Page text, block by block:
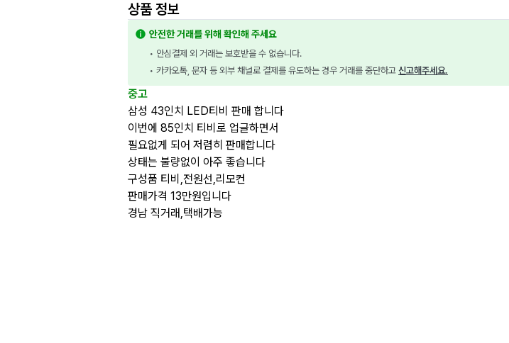
상품 정보
안전한 거래를 위해 확인해 주세요
• 안심결제 외 거래는 보호받을 수 없습니다.
• 카카오톡, 문자 등 외부 채널로 결제를 유도하는 경우 거래를 중단하고 신고해주세요.
중고
삼성 43인치 LED티비 판매 합니다
이번에 85인치 티비로 업글하면서
필요없게 되어 저렴히 판매합니다
상태는 불량없이 아주 좋습니다
구성품 티비,전원선,리모컨
판매가격 13만원입니다
경남 직거래,택배가능